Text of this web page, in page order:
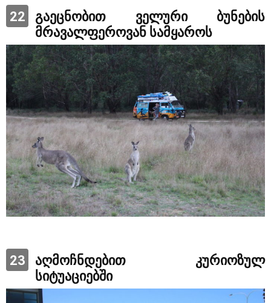
22
გაეცნობით ველური ბუნების
მრავალფეროვან სამყაროს
23
აღმოჩნდებით კურიოზულ
სიტუაციებში